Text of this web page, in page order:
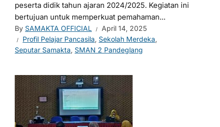
peserta didik tahun ajaran 2024/2025. Kegiatan ini
bertujuan untuk memperkuat pemahaman...
By SAMAKTA OFFICIAL
April 14, 2025
Profil Pelajar Pancasila, Sekolah Merdeka,
Seputar Samakta, SMAN 2 Pandeglang